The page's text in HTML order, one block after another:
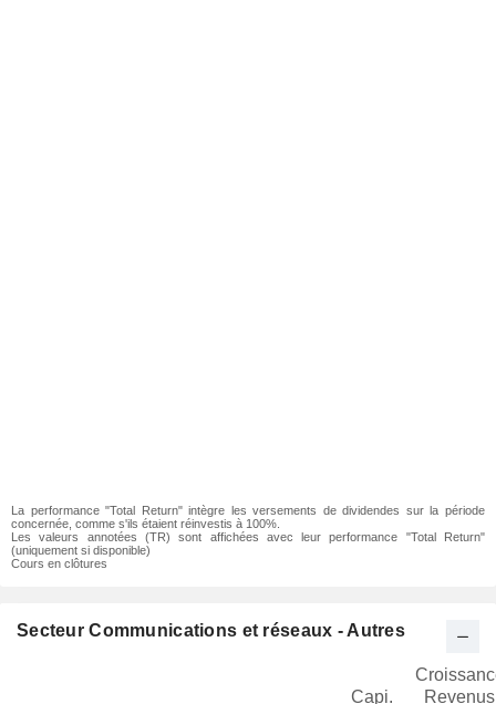
La performance "Total Return" intègre les versements de dividendes sur la période
concernée, comme s'ils étaient réinvestis à 100%.
Les valeurs annotées (TR) sont affichées avec leur performance "Total Return"
(uniquement si disponible)
Cours en clôtures
Secteur Communications et réseaux - Autres
Capi.
Revenus